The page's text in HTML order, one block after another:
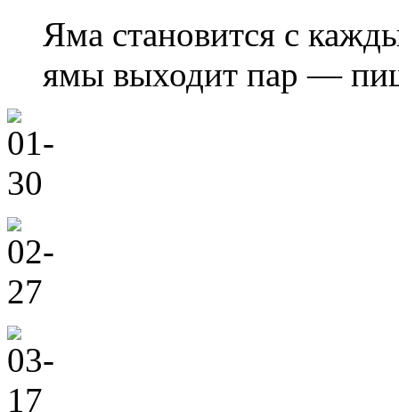
Яма становится с
ямы выходит пар —